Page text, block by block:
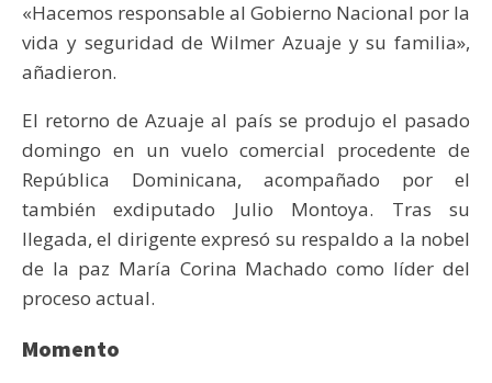
«Hacemos responsable al Gobierno Nacional por la
vida y seguridad de Wilmer Azuaje y su familia»,
añadieron.
El retorno de Azuaje al país se produjo el pasado
domingo en un vuelo comercial procedente de
República Dominicana, acompañado por el
también exdiputado Julio Montoya. Tras su
llegada, el dirigente expresó su respaldo a la nobel
de la paz María Corina Machado como líder del
proceso actual.
Momento